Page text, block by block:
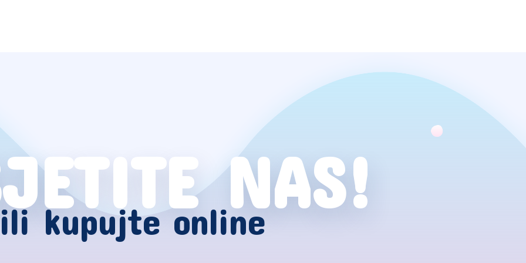
NAS!
kupujte online